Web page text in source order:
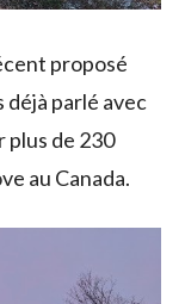
proposé
déjà parlé avec
plus de 230
au Canada.